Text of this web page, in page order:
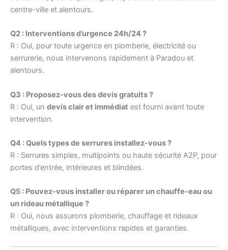
centre-ville et alentours.
Q2 : Interventions d’urgence 24h/24 ?
R : Oui, pour toute urgence en plomberie, électricité ou
serrurerie, nous intervenons rapidement à Paradou et
alentours.
Q3 : Proposez-vous des devis gratuits ?
R : Oui, un devis clair et immédiat est fourni avant toute
intervention.
Q4 : Quels types de serrures installez-vous ?
R : Serrures simples, multipoints ou haute sécurité A2P, pour
portes d’entrée, intérieures et blindées.
Q5 : Pouvez-vous installer ou réparer un chauffe-eau ou
un rideau métallique ?
R : Oui, nous assurons plomberie, chauffage et rideaux
métalliques, avec interventions rapides et garanties.